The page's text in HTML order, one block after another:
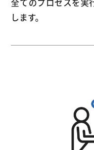
全てのプロセスを実
します。